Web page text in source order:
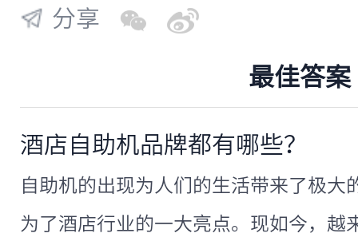
分享
最佳答案
酒店自助机品牌都有哪些？
自助机的出现为人们的生活带来了极大
为了酒店行业的一大亮点。现如今，越